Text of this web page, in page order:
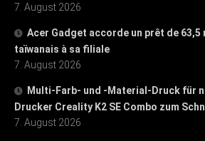
7. August 2026
Acer Gadget accorde un prêt de
taïwanais à sa filiale
7. August 2026
Multi-Farb- und -Material-Druck für
Drucker Creality K2 SE Combo zum
7. August 2026